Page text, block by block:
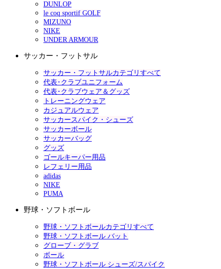
DUNLOP
le coq sportif GOLF
MIZUNO
NIKE
UNDER ARMOUR
サッカー・フットサル
サッカー・フットサルカテゴリすべて
代表･クラブユニフォーム
代表･クラブウェア＆グッズ
トレーニングウェア
カジュアルウェア
サッカースパイク・シューズ
サッカーボール
サッカーバッグ
グッズ
ゴールキーパー用品
レフェリー用品
adidas
NIKE
PUMA
野球・ソフトボール
野球・ソフトボールカテゴリすべて
野球・ソフトボール バット
グローブ・グラブ
ボール
野球・ソフトボール シューズ/スパイク